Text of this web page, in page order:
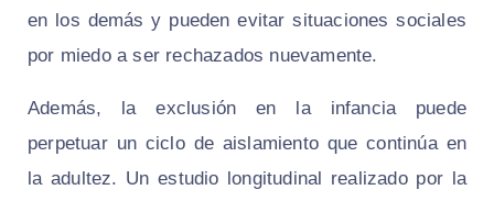
en los demás y pueden evitar situaciones sociales
por miedo a ser rechazados nuevamente.
Además, la exclusión en la infancia puede
perpetuar un ciclo de aislamiento que continúa en
la adultez. Un estudio longitudinal realizado por la